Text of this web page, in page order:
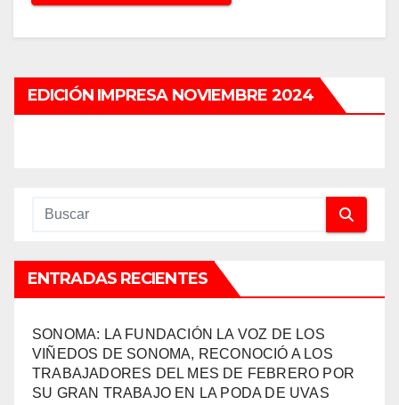
EDICIÓN IMPRESA NOVIEMBRE 2024
ENTRADAS RECIENTES
SONOMA: LA FUNDACIÓN LA VOZ DE LOS
VIÑEDOS DE SONOMA, RECONOCIÓ A LOS
TRABAJADORES DEL MES DE FEBRERO POR
SU GRAN TRABAJO EN LA PODA DE UVAS